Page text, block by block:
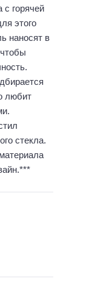
горячей
этого
наносят в
любит
стекла.